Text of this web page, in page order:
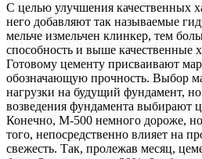
С целью улучшения качественных
него добавляют так называемые
мельче измельчен клинкер, тем
способность и выше качественные
Готовому цементу присваивают
обозначающую прочность. Выбор
нагрузки на будущий фундамент,
возведения фундамента
Конечно, М-500 немного дороже,
того, непосредственно влияет на
свежесть. Так, пролежав месяц,